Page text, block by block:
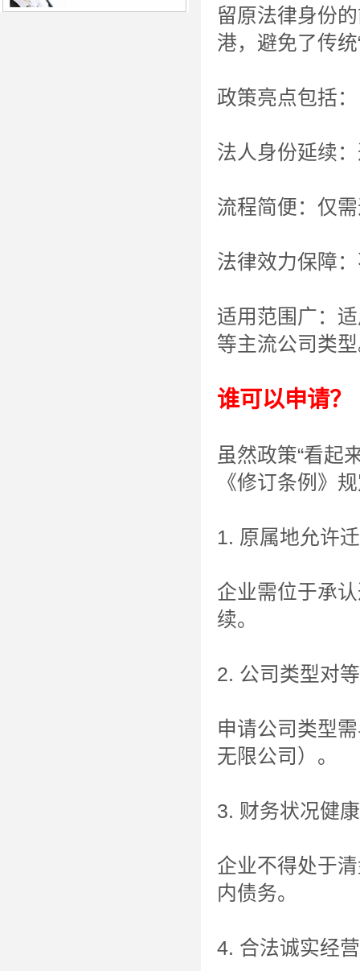
留原法律身份
港，避免了传
政策亮点包括：
法人身份延续
流程简便：仅
法律效力保障
适用范围广：
等主流公司类
谁可以申请？
虽然政策“看起
《修订条例》
1. 原属地允许
企业需位于承
续。
2. 公司类型对等
申请公司类型
无限公司）。
3. 财务状况健康
企业不得处于
内债务。
4. 合法诚实经营